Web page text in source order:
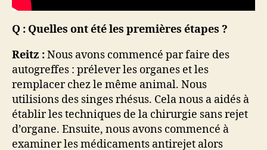
Q : Quelles ont été les premières étapes ?
Reitz :Nous avons commencé par faire des
autogreffes : prélever les organes et les
remplacer chez le même animal. Nous
utilisions des singes rhésus. Cela nous a aidés à
établir les techniques de la chirurgie sans rejet
d’organe. Ensuite, nous avons commencé à
examiner les médicaments antirejet alors